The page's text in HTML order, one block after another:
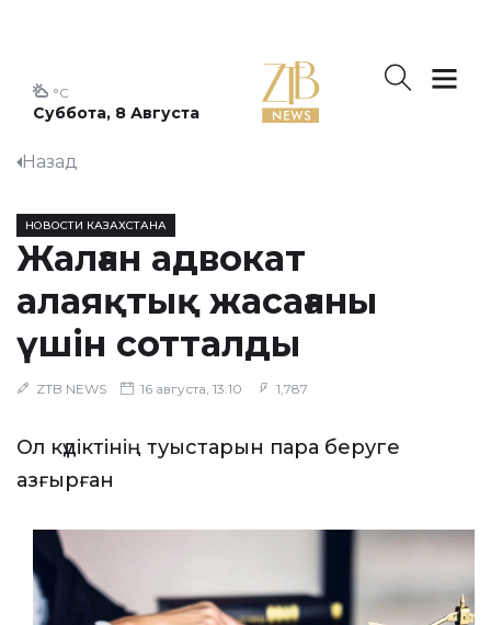
Суббота, 8 Августа
°C
Назад
НОВОСТИ КАЗАХСТАНА
Жалған адвокат
алаяқтық жасағаны
үшін сотталды
ZTB NEWS 16 августа, 13:10 1,787
Ол күдіктінің туыстарын пара беруге
азғырған